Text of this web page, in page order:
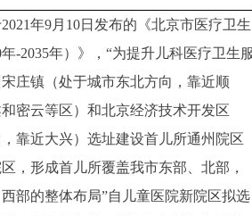
年9月10日发布的《北京市医疗卫生
-2035年）》，“为提升儿科医疗卫生服
庄镇（处于城市东北方向，靠近顺
密云等区）和北京经济技术开发区
，靠近大兴）选址建设首儿所通州院区
，形成首儿所覆盖我市东部、北部，
部的整体布局”自儿童医院新院区拟选